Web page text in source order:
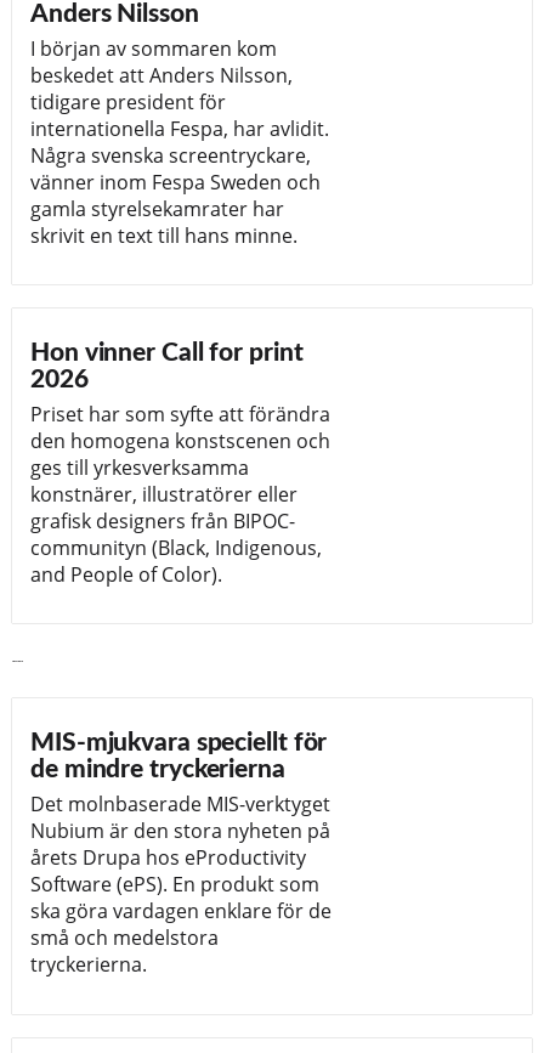
Anders Nilsson
I början av sommaren kom
beskedet att Anders Nilsson,
tidigare president för
internationella Fespa, har avlidit.
Några svenska screentryckare,
vänner inom Fespa Sweden och
gamla styrelsekamrater har
skrivit en text till hans minne.
Hon vinner Call for print
2026
Priset har som syfte att förändra
den homogena konstscenen och
ges till yrkesverksamma
konstnärer, illustratörer eller
grafisk designers från BIPOC-
communityn (Black, Indigenous,
and People of Color).
MIS-mjukvara speciellt för
de mindre tryckerierna
Det molnbaserade MIS-verktyget
Nubium är den stora nyheten på
årets Drupa hos eProductivity
Software (ePS). En produkt som
ska göra vardagen enklare för de
små och medelstora
tryckerierna.